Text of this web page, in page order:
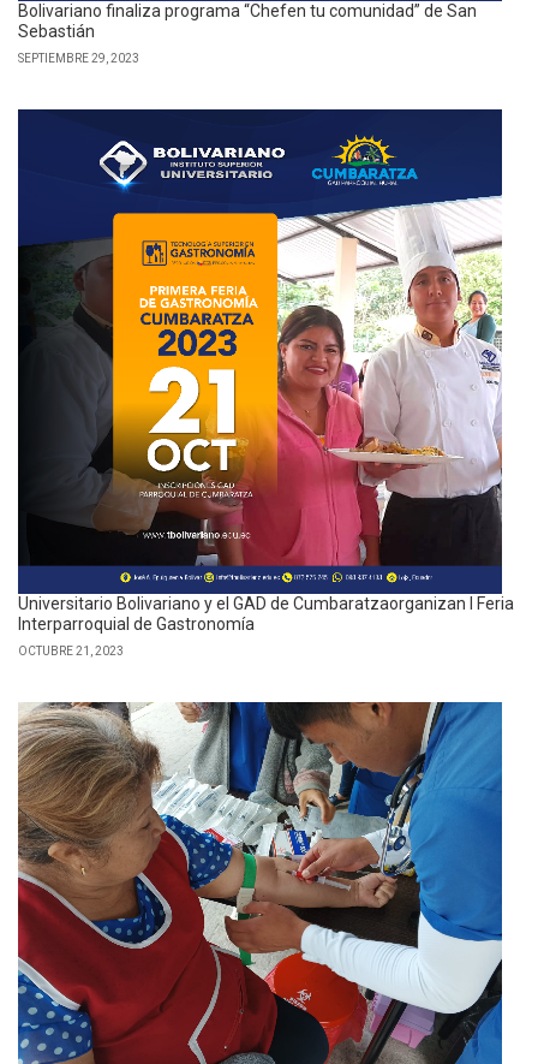
Bolivariano finaliza programa “Chefen tu comunidad” de San
Sebastián
SEPTIEMBRE 29, 2023
Universitario Bolivariano y el GAD de Cumbaratzaorganizan I Feria
Interparroquial de Gastronomía
OCTUBRE 21, 2023